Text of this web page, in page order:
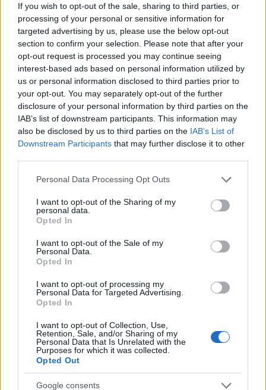
If you wish to opt-out of the sale, sharing to third parties, or
processing of your personal or sensitive information for
targeted advertising by us, please use the below opt-out
section to confirm your selection. Please note that after your
opt-out request is processed you may continue seeing
interest-based ads based on personal information utilized by
us or personal information disclosed to third parties prior to
your opt-out. You may separately opt-out of the further
disclosure of your personal information by third parties on the
IAB’s list of downstream participants. This information may
also be disclosed by us to third parties on the IAB’s List of
Downstream Participants that may further disclose it to other
Please note that this website/app uses one or more Google
not limited to your visit or usage behaviour. You may click to
grant or deny consent to Google and its third-party tags to
use your data for below specified purposes in below Google
consent section.
Personal Data Processing Opt Outs
I want to opt-out of the Sharing of my
personal data.
Opted In
I want to opt-out of the Sale of my
Personal Data.
Opted In
I want to opt-out of processing my
Personal Data for Targeted Advertising.
Opted In
I want to opt-out of Collection, Use,
Retention, Sale, and/or Sharing of my
Personal Data that Is Unrelated with the
Purposes for which it was collected.
Opted Out
Google consents
Πηγή: ΑΠΕ-ΜΠΕ